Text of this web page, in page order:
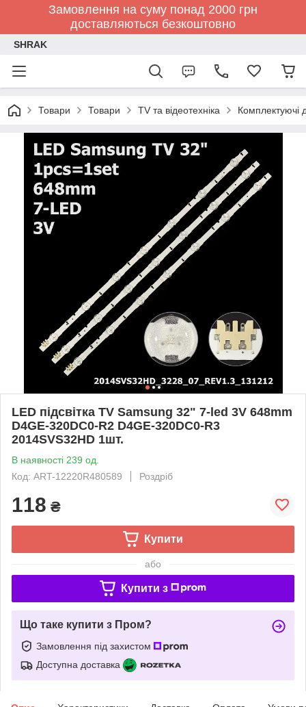
Замовлення на суму понад 2000 грн
доставляються безкоштовно
SHRAK
Товари Товари TV та відеотехніка Комплектуючі
LED підсвітка TV Samsung 32" 7-led 3V 648mm
D4GE-320DC0-R2 D4GE-320DC0-R3
2014SVS32HD 1шт.
В наявності 239 од.
Код: ART-12220R480589
Роздріб
118 ₴
Купити
або
Купити з
Що таке купити з Пром?
Замовлення під захистом
Доступна доставка